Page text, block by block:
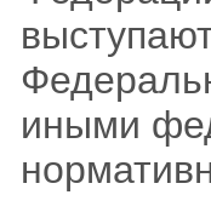
иными